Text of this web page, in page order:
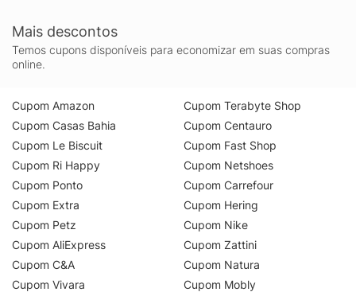
Mais descontos
Temos cupons disponíveis para economizar em suas compras
online.
Cupom Amazon
Cupom Casas Bahia
Cupom Le Biscuit
Cupom Ri Happy
Cupom Ponto
Cupom Extra
Cupom Petz
Cupom AliExpress
Cupom C&A
Cupom Vivara
Cupom Terabyte Shop
Cupom Centauro
Cupom Fast Shop
Cupom Netshoes
Cupom Carrefour
Cupom Hering
Cupom Nike
Cupom Zattini
Cupom Natura
Cupom Mobly